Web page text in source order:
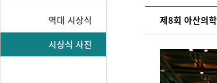
역대 시상식
시상식 사진
제8회 아산의